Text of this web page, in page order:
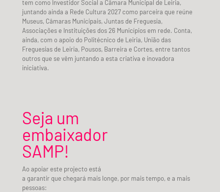
Seja um
embaixador
SAMP!
Ao apoiar este projecto está
a garantir que chegará mais longe, por mais tempo, e a mais
pessoas:
tem como Investidor Social a Câmara Municipal de Leiria,
juntando ainda a Rede Cultura 2027 como parceira que reúne
Museus, Câmaras Municipais, Juntas de Freguesia,
Associações e Instituições dos 26 Municípios em rede. Conta,
ainda, com o apoio do Politécnico de Leiria, União das
Freguesias de Leiria, Pousos, Barreira e Cortes, entre tantos
outros que se vêm juntando a esta criativa e inovadora
iniciativa.